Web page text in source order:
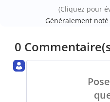
(Cliquez pour
Généralement noté
0